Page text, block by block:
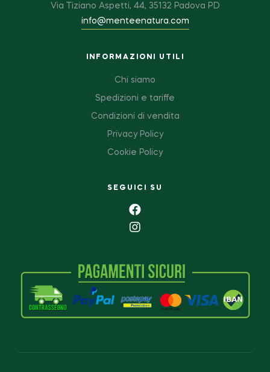
Via Tiziano Aspetti, 44, 35132 Padova PD
info@menteenatura.com
INFORMAZIONI UTILI
Chi siamo
Spedizioni e tariffe
Condizioni di vendita
Privacy Policy
Cookie Policy
SEGUICI SU